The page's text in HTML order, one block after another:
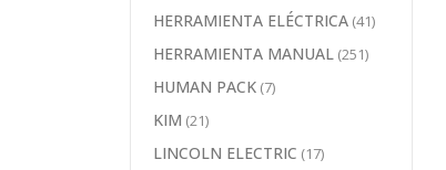
HERRAMIENTA ELÉCTRICA (41)
HERRAMIENTA MANUAL (251)
HUMAN PACK (7)
KIM (21)
LINCOLN ELECTRIC (17)